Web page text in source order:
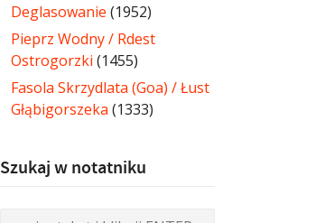
Deglasowanie (1952)
Pieprz Wodny / Rdest
Ostrogorzki (1455)
Fasola Skrzydlata (Goa) / Łust
Głąbigorszeka (1333)
Szukaj w notatniku